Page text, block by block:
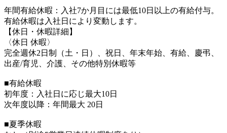
年間有給休暇：入社7か月目には最低10日以上の有給付与。
有給休暇は入社日により変動します。
【休日・休暇詳細】
〈休日 休暇〉
完全週休2日制（土・日）、祝日、年末年始、有給、慶弔、
出産/育児、介護、その他特別休暇等
■有給休暇
初年度：入社日に応じ最大10日
次年度以降：年間最大 20日
■夏季休暇